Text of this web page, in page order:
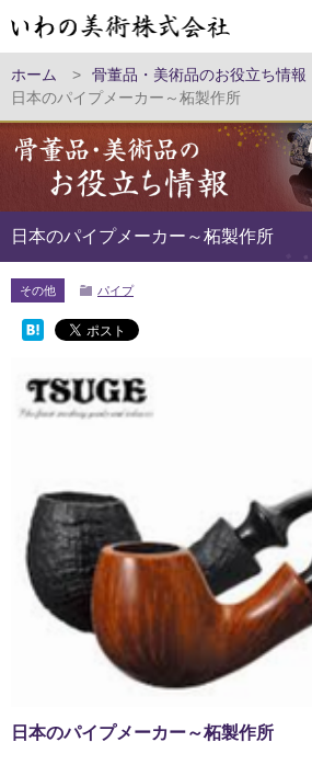
ホーム > 骨董品・美術品のお役立ち情報
日本のパイプメーカー～柘製作所
日本のパイプメーカー～柘製作所
その他 パイプ
日本のパイプメーカー～柘製作所